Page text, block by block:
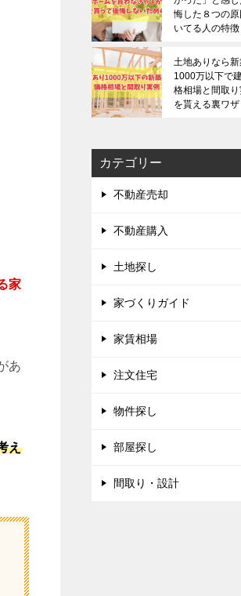
家
あ
え
悔した８つの
いてる人の特徴
土地ありなら
1000万以下で
格相場と間取
を貰える裏ワザ
カテゴリー
不動産売却
不動産購入
土地探し
家づくりガイド
家賃相場
注文住宅
物件探し
部屋探し
間取り・設計